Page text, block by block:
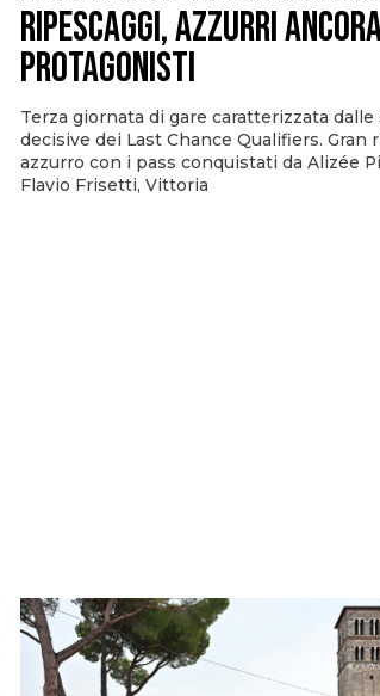
ripescaggi, azzurri
protagonisti
Terza giornata di gare caratterizzata dalle
decisive dei Last Chance Qualifiers. Gran
azzurro con i pass conquistati da Alizée
Flavio Frisetti, Vittoria